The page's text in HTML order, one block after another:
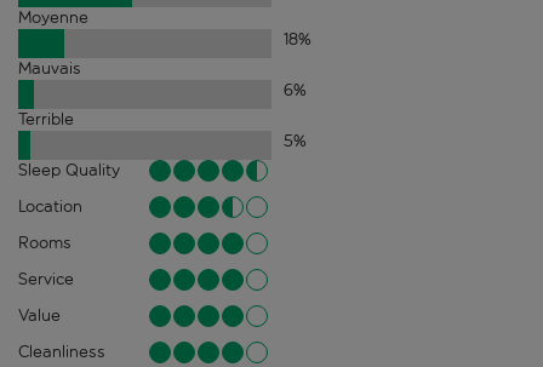
Moyenne
18%
Mauvais
6%
Terrible
5%
Sleep Quality
Location
Rooms
Service
Value
Cleanliness